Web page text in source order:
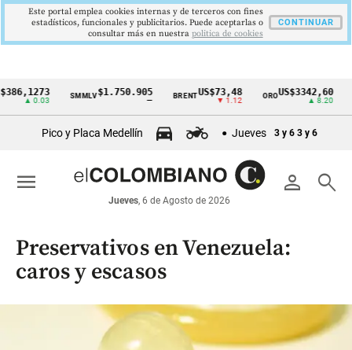
Cintillo
económicos
Colombia
▲ 0.03
SMMLV$1.750.905 BRENTUS$73,48
▼ 1.12
US$3342,60
▲ 8.20
Pico y Placa Medellín Jueves 3 y 6 3 y 6
person search
Jueves, 6 de Agosto de 2026
menu
Preservativos en Venezuela:
caros y escasos
Este portal emplea cookies internas y de terceros con fines
estadísticos, funcionales y publicitarios. Puede aceptarlas o
consultar más en nuestra politica de cookies
CONTINUAR